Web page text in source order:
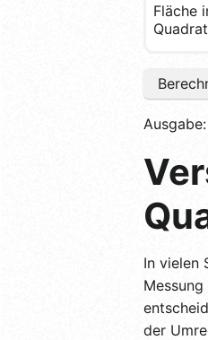
Fläche
Ausgabe:
In vielen
der